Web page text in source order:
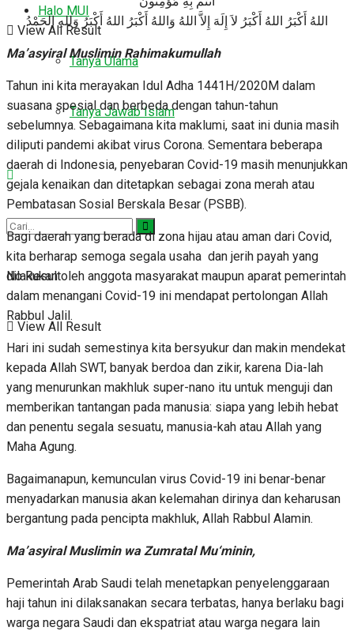
View All Result
Halo MUI
Tanya Ulama
Tanya Jawab Islam
No Result
View All Result
اللهُ أَكْبَرُ اللهُ أَكْبَرُ لاَ إِلَهَ إِلاَّ اللهُ وَاللهُ أَكْبَرُ اللهُ أَكْبَرُ وَللهِ الحَمْدُ
Ma’asyiral Muslimin Rahimakumullah
Tahun ini kita merayakan Idul Adha 1441H/2020M dalam
suasana spesial dan berbeda dengan tahun-tahun
sebelumnya. Sebagaimana kita maklumi, saat ini dunia masih
diliputi pandemi akibat virus Corona. Sementara beberapa
daerah di Indonesia, penyebaran Covid-19 masih menunjukkan
gejala kenaikan dan ditetapkan sebagai zona merah atau
Pembatasan Sosial Berskala Besar (PSBB).
Bagi daerah yang berada di zona hijau atau aman dari Covid,
kita berharap semoga segala usaha dan jerih payah yang
dilakukan oleh anggota masyarakat maupun aparat pemerintah
dalam menangani Covid-19 ini mendapat pertolongan Allah
Rabbul Jalil.
Hari ini sudah semestinya kita bersyukur dan makin mendekat
kepada Allah SWT, banyak berdoa dan zikir, karena Dia-lah
yang menurunkan makhluk super-nano itu untuk menguji dan
memberikan tantangan pada manusia: siapa yang lebih hebat
dan penentu segala sesuatu, manusia-kah atau Allah yang
Maha Agung.
Bagaimanapun, kemunculan virus Covid-19 ini benar-benar
menyadarkan manusia akan kelemahan dirinya dan keharusan
bergantung pada pencipta makhluk, Allah Rabbul Alamin.
Ma’asyiral Muslimin wa Zumratal Mu‘minin,
Pemerintah Arab Saudi telah menetapkan penyelenggaraan
haji tahun ini dilaksanakan secara terbatas, hanya berlaku bagi
warga negara Saudi dan ekspatriat atau warga negara lain